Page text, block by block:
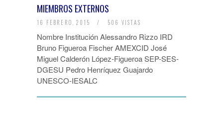
MIEMBROS EXTERNOS
16 FEBRERO, 2015 / 506 VISTAS
Nombre Institución Alessandro Rizzo IRD
Bruno Figueroa Fischer AMEXCID José
Miguel Calderón López-Figueroa SEP-SES-
DGESU Pedro Henríquez Guajardo
UNESCO-IESALC